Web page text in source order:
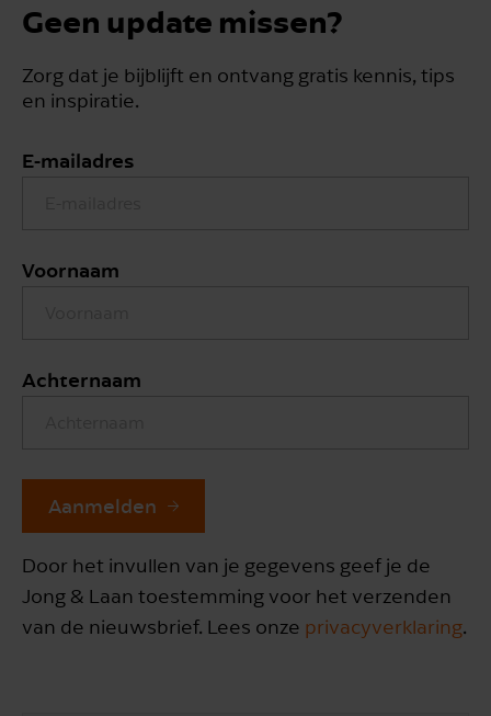
Geen update missen?
Zorg dat je bijblijft en ontvang gratis kennis, tips
en inspiratie.
E-mailadres
Voornaam
Achternaam
Aanmelden
Door het invullen van je gegevens geef je de
Jong & Laan toestemming voor het verzenden
van de nieuwsbrief. Lees onze privacyverklaring.